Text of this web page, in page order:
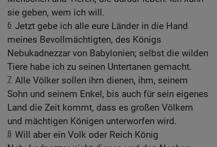
sie geben, wem ich will.
6 Jetzt gebe ich alle eure Länder in die Hand
meines Bevollmächtigten, des Königs
Nebukadnezzar von Babylonien; selbst die wilden
Tiere habe ich zu seinen Untertanen gemacht.
7 Alle Völker sollen ihm dienen, ihm, seinem
Sohn und seinem Enkel, bis auch für sein eigenes
Land die Zeit kommt, dass es großen Völkern
und mächtigen Königen unterworfen wird.
8 Will aber ein Volk oder Reich König